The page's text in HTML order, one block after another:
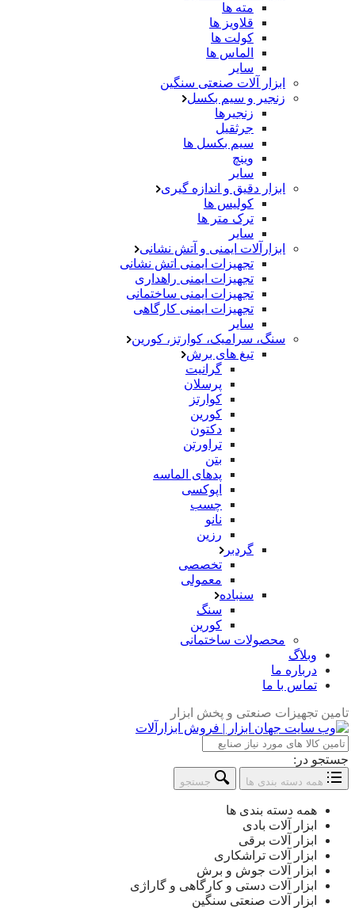
مته ها
قلاویز ها
کولت ها
الماس ها
سایر
ابزار آلات صنعتی سنگین
زنجیر و سیم بکسل
زنجیرها
جرثقیل
سیم بکسل ها
وینچ
سایر
ابزار دقیق و اندازه گیری
کولیس ها
ترک متر ها
سایر
ابزارآلات ایمنی و آتش نشانی
تجهیزات ایمنی اتش نشانی
تجهیزات ایمنی راهداری
تجهیزات ایمنی ساختمانی
تجهیزات ایمنی کارگاهی
سایر
سنگ، سرامیک، کوارتز، کورین
تیغ های برش
گرانیت
پرسلان
کوارتز
کورین
دکتون
تراورتن
بتن
پدهای الماسه
اپوکسی
چسب
نانو
رزین
گردبر
تخصصی
معمولی
سنباده
سنگ
کورین
محصولات ساختمانی
وبلاگ
درباره ما
تماس با ما
تامین تجهیزات صنعتی و پخش ابزار
جستجو در:
همه دسته بندی ها جستجو
همه دسته بندی ها
ابزار آلات بادی
ابزار آلات برقی
ابزار آلات تراشکاری
ابزار آلات جوش و برش
ابزار آلات دستی و کارگاهی و گاراژی
ابزار آلات صنعتی سنگین